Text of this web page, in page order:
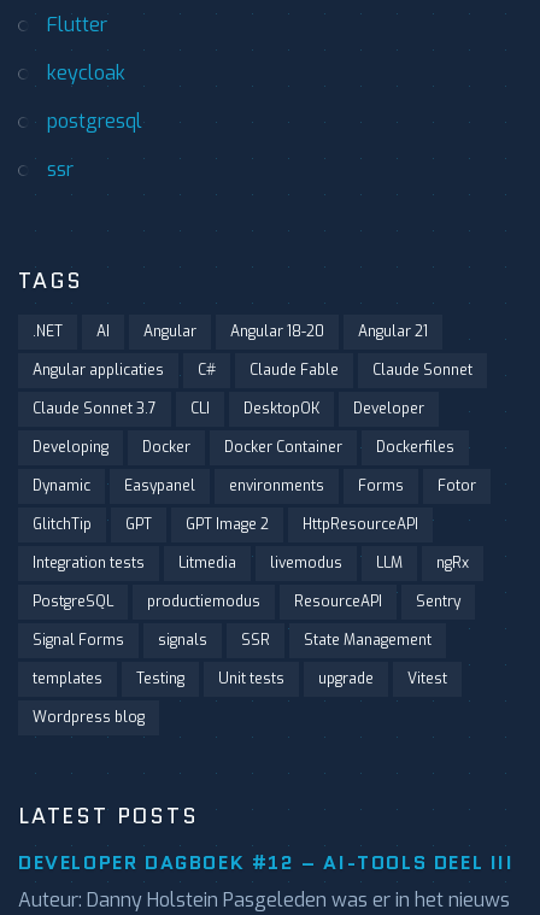
Flutter
keycloak
postgresql
ssr
TAGS
.NET AI Angular Angular 18-20
Angular 21
Angular applicaties
C# Claude Fable
Claude Sonnet
Claude Sonnet 3.7
CLI DesktopOK
Developer
Developing
Docker Docker Container
Dockerfiles
Dynamic
Easypanel environments Forms
Fotor
GlitchTip
GPT GPT Image 2
HttpResourceAPI
Integration tests
Litmedia livemodus LLM
ngRx
PostgreSQL
productiemodus ResourceAPI
Sentry
Signal Forms
signals SSR
State Management
templates
Testing Unit tests upgrade
Vitest
Wordpress blog
LATEST POSTS
DEVELOPER DAGBOEK #12 – AI-TOOLS DEEL III
Auteur: Danny Holstein Pasgeleden was er in het nieuws